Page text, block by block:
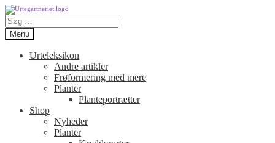
Spring
til
navigation
Spring
til
indhold
Søg
efter:
Menu
Urteleksikon
Andre artikler
Frøformering med mere
Planter
Planteportrætter
Shop
Nyheder
Planter